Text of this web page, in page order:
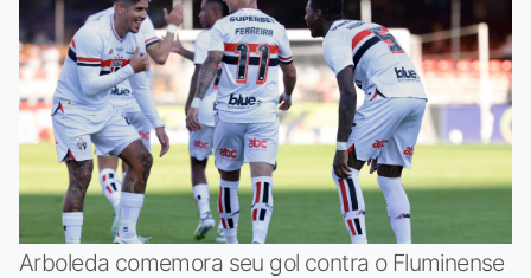
Arboleda comemora seu gol contra o Fluminense